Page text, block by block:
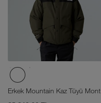
Erkek Mountain Kaz Tüyü Mont